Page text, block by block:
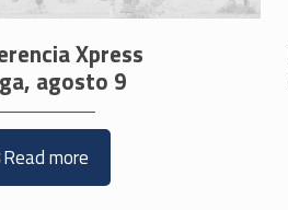
Xpress
agosto 9
Read more